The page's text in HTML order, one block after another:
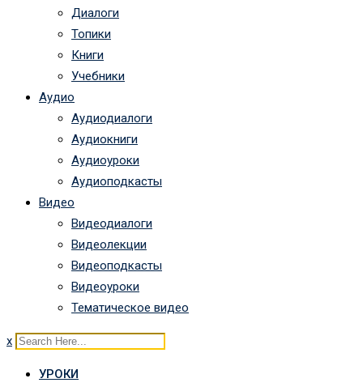
Диалоги
Топики
Книги
Учебники
Аудио
Аудиодиалоги
Аудиокниги
Аудиоуроки
Аудиоподкасты
Видео
Видеодиалоги
Видеолекции
Видеоподкасты
Видеоуроки
Тематическое видео
x
УРОКИ